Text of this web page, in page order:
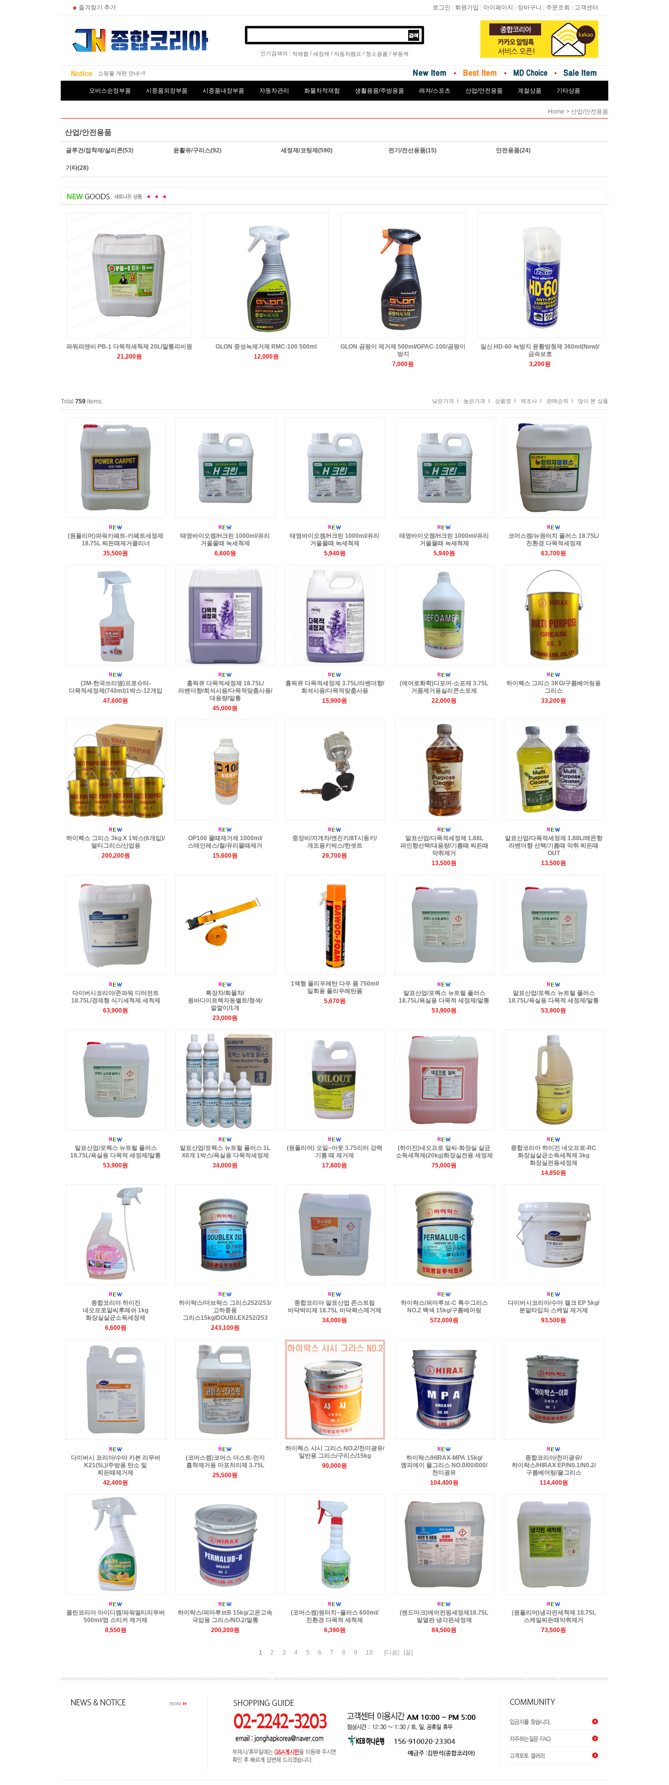
즐겨찾기 추가 로그인 | 회원가입 | 마이페이지 | 장바구니 | 주문조회 | 고객센터
인기검색어 : 적재함 / 세정제 / 자동차램프 / 청소용품 / 부동액
쇼핑몰 개편 안내~!!
모비스순정부품 시중품외장부품 시중품내장부품 자동차관리 화물차적재함 생활용품/주방용품 레져/스포츠 산업/안전용품 계절상품 기타상품
Home > 산업/안전용품
산업/안전용품
글루건/접착제/실리콘(53) 윤활유/구리스(92) 세정제/코팅제 (590) 전기/전선용품(15) 안전용품(24)
기타(28)
파워피앤비 PB-1 다목적세척제 20L/말통피비원
21,200원
GLON 중성녹제거제 RMC-100 500ml
12,000원
GLON 곰팡이 제거제 500ml/GPAC-100/곰팡이
방지
7,000원
일신 HD-60 녹방지 윤황방청제 360ml(New)/
금속보호
3,200원
Total 759 items. 낮은가격 I 높은가격 I 상품명 I 제조사 I 판매순위 I 많이 본 상품
(원폴리머)파워카페트-카페트세정제
18.75L 찌든때제거클리너
35,500원
태영바이오켐/H크린 1000ml/유리
거울물때 녹세척제
6,600원
태영바이오켐/H크린 1000ml/유리
거울물때 녹세척제
5,940원
태영바이오켐/H크린 1000ml/유리
거울물때 녹세척제
5,940원
코머스켐/뉴원터치 플러스 18.75L/
친환경 다목적세정제
63,700원
(3M-한국쓰리엠)프로슈터-
다목적세정제(740ml)1박스-12개입
47,600원
홈픽큐 다목적세정제 18.75L/
라벤더향/희석사용/다목적맞춤사용/
대용량/말통
45,000원
홈픽큐 다목적세정제 3.75L/라벤더향/
희석사용/다목적맞춤사용
15,900원
(에어로화학)디포머-소포제 3.75L
거품제거용실리콘소포제
22,000원
하이렉스 그리스 3KG/구름베어링용
그리스
33,200원
하이렉스 그리스 3kg X 1박스(6개입)/
멀티그리스/산업용
200,200원
OP100 물때제거제 1000ml/
스테인레스/철/유리물때제거
15,600원
중장비/지게차/엔진키/8T시동키/
개조용키박스/한셋트
29,700원
말표산업/다목적세정제 1.88L
파인향선택/대용량/기름때 찌든때
악취제거
13,500원
말표산업/다목적세정제 1.88L/레몬향
라벤더향 선택/기름때 악취 찌든때
OUT
13,500원
다이버시코리아/존파워 디터전트
18.75L/경제형 식기세척제 세척제
63,900원
특장차/화물차/
윙바디이트랙자동벨트/청색/
깔깔이/1개
23,000원
1액형 폴리우레탄 다우 폼 750ml/
일회용 폴리우레탄폼
5,670원
말표산업/포렉스 뉴트럴 플러스
18.75L/욕실용 다목적 세정제/말통
53,900원
말표산업/포렉스 뉴트럴 플러스
18.75L/욕실용 다목적 세정제/말통
53,900원
말표산업/포렉스 뉴트럴 플러스
18.75L/욕실용 다목적 세정제/말통
53,900원
말표산업/포렉스 뉴트럴 플러스 1L
X6개 1박스/욕실용 다목적세정제
34,000원
(원폴리머) 오일~아웃 3.75리터 강력
기름 때 제거제
17,800원
(하이진)네오프로 알씨-화장실 살균
소독세척제(20kg)화장실전용 세정제
75,000원
종합코리아 하이진 네오프로-RC
화장실살균소독세척제 3kg
화장실전용세정제
14,850원
종합코리아 하이진
네오프로알씨후레쉬 1kg
화장실살균소독세정제
6,600원
하이락스/더브락스 그리스252/253/
고하중용
그리스15kg/DOUBLEX252/253
243,100원
종합코리아 말표산업 존스트립
바닥박리제 18.75L 바닥왁스제거제
34,000원
하이락스/퍼마루브-C 특수그리스
NO.2 백색 15kg/구름베어링
572,000원
다이버시코리아/수마 캘크 EP 5kg/
분말타입의 스케일 제거제
93,500원
다이버시 코리아/수마 카본 리무버
K21(5L)/주방용 탄소 및
찌든때제거제
42,400원
(코머스켐)코머스 더스트-먼지
흡착제거용 마포처리제 3.75L
25,500원
하이렉스 샤시 그리스 NO.2/천미광유/
일반용 그리스/구리스/15kg
90,000원
하이락스/HIRAX-MPA 15kg/
엠피에이 물그리스 NO.0/00/000/
천미광유
104,400원
종합코리아/천미광유/
하이락스/HIRAX EP/N0.1/N0.2/
구름베어링/물그리스
114,400원
클린코리아 아이디켐/파워멀티리무버
500ml/껌 스티커 제거제
8,550원
하이락스/퍼마루브B 15kg/고온고속
극압용 그리스/NO.2/말통
200,200원
(코머스켐)원터치~플러스 600ml/
친환경 다목적 세척제
6,390원
(랜드마크)에어컨핑세정제18.75L
발열판 냉각핀세정제
84,500원
(원폴리머)냉각핀세척제 18.75L
스케일찌든때악취제거
73,500원
1 2 3 4 5 6 7 8 9 10 [다음] [끝]